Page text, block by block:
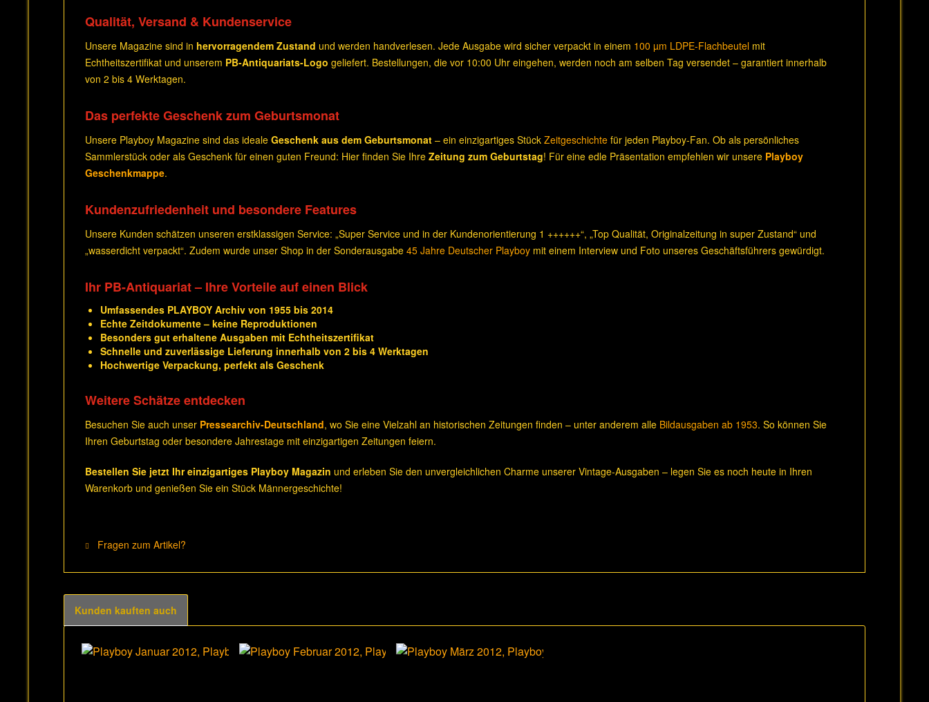
Qualität, Versand & Kundenservice
Unsere Magazine sind in hervorragendem Zustand und werden handverlesen. Jede Ausgabe wird sicher verpackt in einem 100 µm LDPE-Flachbeutel mit
Echtheitszertifikat und unserem PB-Antiquariats-Logo geliefert. Bestellungen, die vor 10:00 Uhr eingehen, werden noch am selben Tag versendet – garantiert innerhalb
von 2 bis 4 Werktagen.
Das perfekte Geschenk zum Geburtsmonat
Unsere Playboy Magazine sind das ideale Geschenk aus dem Geburtsmonat – ein einzigartiges Stück Zeitgeschichte für jeden Playboy-Fan. Ob als persönliches
Sammlerstück oder als Geschenk für einen guten Freund: Hier finden Sie Ihre Zeitung zum Geburtstag! Für eine edle Präsentation empfehlen wir unsere Playboy
Geschenkmappe.
Kundenzufriedenheit und besondere Features
Unsere Kunden schätzen unseren erstklassigen Service: „Super Service und in der Kundenorientierung 1 ++++++“, „Top Qualität, Originalzeitung in super Zustand“ und
„wasserdicht verpackt“. Zudem wurde unser Shop in der Sonderausgabe 45 Jahre Deutscher Playboy mit einem Interview und Foto unseres Geschäftsführers gewürdigt.
Ihr PB-Antiquariat – Ihre Vorteile auf einen Blick
Umfassendes PLAYBOY Archiv von 1955 bis 2014
Echte Zeitdokumente – keine Reproduktionen
Besonders gut erhaltene Ausgaben mit Echtheitszertifikat
Schnelle und zuverlässige Lieferung innerhalb von 2 bis 4 Werktagen
Hochwertige Verpackung, perfekt als Geschenk
Weitere Schätze entdecken
Besuchen Sie auch unser Pressearchiv-Deutschland, wo Sie eine Vielzahl an historischen Zeitungen finden – unter anderem alle Bildausgaben ab 1953. So können Sie
Ihren Geburtstag oder besondere Jahrestage mit einzigartigen Zeitungen feiern.
Bestellen Sie jetzt Ihr einzigartiges Playboy Magazin und erleben Sie den unvergleichlichen Charme unserer Vintage-Ausgaben – legen Sie es noch heute in Ihren
Warenkorb und genießen Sie ein Stück Männergeschichte!
Fragen zum Artikel?
Kunden kauften auch